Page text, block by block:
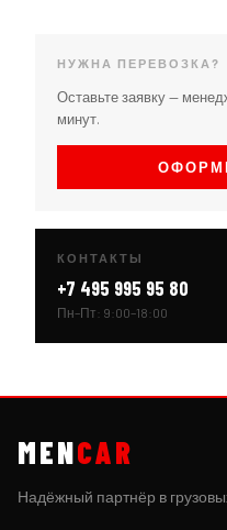
НУЖНА ПЕРЕВОЗКА?
Оставьте заявку —
минут.
КОНТАКТЫ
+7 495 995 95 80
Пн–Пт: 9:00–18:00
MENCAR
Надёжный партнёр в